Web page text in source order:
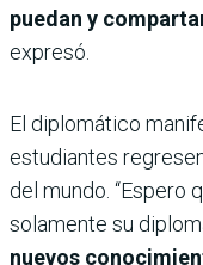
puedan y
expresó.
El diplomático
estudiantes
del mundo. “Espero
solamente su
nuevos